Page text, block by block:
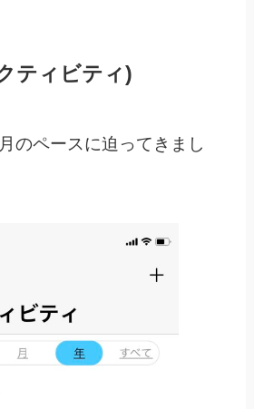
ティビティ)
のペースに迫ってきまし